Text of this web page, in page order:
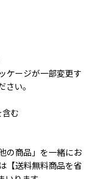
ケージが一部変更す
い。
む
の商品」を一緒にお
【送料無料商品を省